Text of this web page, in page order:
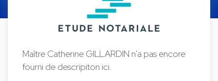
Maître Catherine GILLARDIN n'a pas encore
fourni de descripiton ici.